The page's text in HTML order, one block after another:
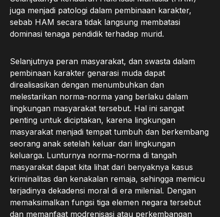
juga menjadi patologi dalam pembinaan karakter,
sebab HAM secara tidak langsung membatasi
dominasi tenaga pendidik terhadap murid.
Selanjutnya peran masyarakat, dan swasta dalam
pembinaan karakter genarasi muda dapat
direalisasikan dengan menumbuhkan dan
melestarikan norma-norma yang berlaku dalam
lingkungan masyarakat tersebut. Hal ini sangat
penting untuk diciptakan, karena lingkungan
masyarakat menjadi tempat tumbuh dan berkembang
seorang anak setelah keluar dari lingkungan
keluarga. Lunturnya norma-norma di tangah
masyarakat dapat kita lihat dari benyaknya kasus
kriminalitas dan kenakalan remaja, sehingga memicu
terjadinya dekadensi moral di era milenial. Dengan
memaksimalkan fungsi tiga elemen negara tersebut
dan memanfaat modrenisasi atau perkembangan